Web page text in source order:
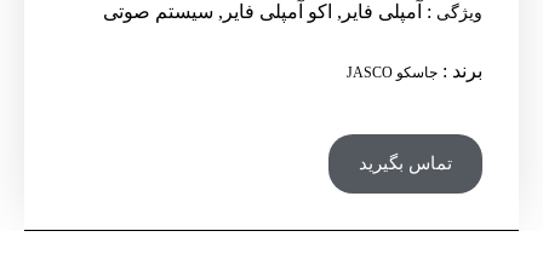
ویژگی: آمپلی فایر, اکو آمپلی فایر, سیستم صوتی
برند: جاسکو JASCO
تماس بگیرید